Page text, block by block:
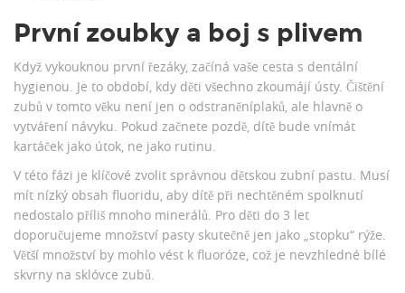
První zoubky a boj s plivem
Když vykouknou první řezáky, začíná vaše cesta s dentální
hygienou. Je to období, kdy děti všechno zkoumájí ústy. Čištění
zubů v tomto věku není jen o odstraněníplaků, ale hlavně o
vytváření návyku. Pokud začnete pozdě, dítě bude vnímát
kartáček jako útok, ne jako rutinu.
V této fázi je klíčové zvolit správnou dětskou zubní pastu. Musí
mít nízký obsah fluoridu, aby dítě při nechtěném spolknutí
nedostalo příliš mnoho minerálů. Pro děti do 3 let
doporučujeme množství pasty skutečně jen jako „stopku“ rýže.
Větší množství by mohlo vést k fluoróze, což je nevzhledné bílé
skvrny na sklóvce zubů.